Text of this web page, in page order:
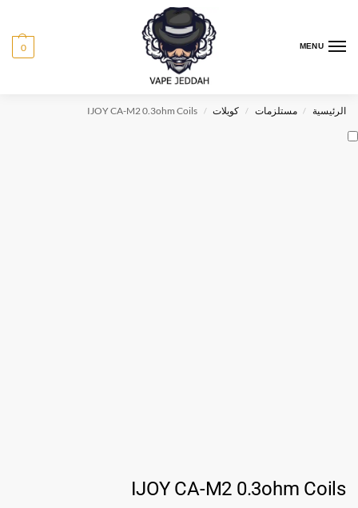
MENU
0
الرئيسية / مستلزمات / كويلات /
IJOY CA-M2 0.3ohm Coils
IJOY CA-M2 0.3ohm Coils